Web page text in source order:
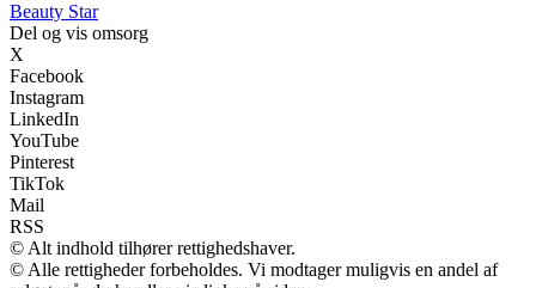
Beauty Star
Del og vis omsorg
X
Facebook
Instagram
LinkedIn
YouTube
Pinterest
TikTok
Mail
RSS
© Alt indhold tilhører rettighedshaver.
© Alle rettigheder forbeholdes. Vi modtager muligvis en andel af